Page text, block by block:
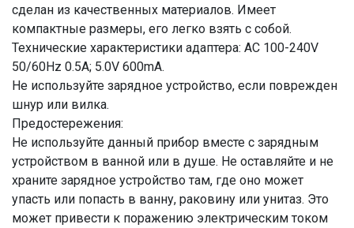
сделан из качественных материалов. Имеет
компактные размеры, его легко взять с собой.
Технические характеристики адаптера: AC 100-240V
50/60Hz 0.5A; 5.0V 600mA.
Не используйте зарядное устройство, если поврежден
шнур или вилка.
Предостережения:
Не используйте данный прибор вместе с зарядным
устройством в ванной или в душе. Не оставляйте и не
храните зарядное устройство там, где оно может
упасть или попасть в ванну, раковину или унитаз. Это
может привести к поражению электрическим током